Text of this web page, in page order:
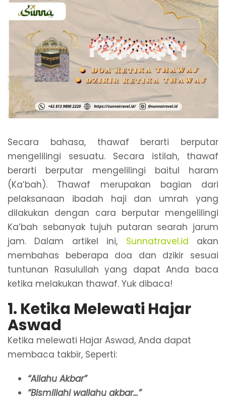
Secara bahasa, thawaf berarti berputar
mengelilingi sesuatu. Secara istilah, thawaf
berarti berputar mengelilingi baitul haram
(Ka’bah). Thawaf merupakan bagian dari
pelaksanaan ibadah haji dan umrah yang
dilakukan dengan cara berputar mengelilingi
Ka’bah sebanyak tujuh putaran searah jarum
jam. Dalam artikel ini, Sunnatravel.id akan
membahas beberapa doa dan dzikir sesuai
tuntunan Rasulullah yang dapat Anda baca
ketika melakukan thawaf. Yuk dibaca!
1. Ketika Melewati Hajar
Aswad
Ketika melewati Hajar Aswad, Anda dapat
membaca takbir, Seperti:
“Allahu Akbar”
“Bismillahi wallahu akbar…”